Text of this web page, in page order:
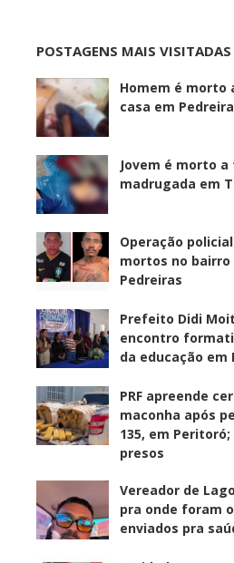
POSTAGENS MAIS VISITADAS
Homem é morto
casa em
Jovem é morto
madrugada em
Operação
mortos no bairro
Pedreiras
Prefeito Didi
encontro
da educação em
PRF apreende
maconha após
135, em
presos
Vereador de
pra onde foram
enviados pra